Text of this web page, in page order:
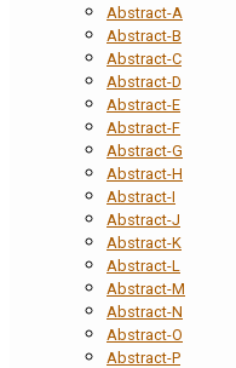
Abstract-A
Abstract-B
Abstract-C
Abstract-D
Abstract-E
Abstract-F
Abstract-G
Abstract-H
Abstract-I
Abstract-J
Abstract-K
Abstract-L
Abstract-M
Abstract-N
Abstract-O
Abstract-P